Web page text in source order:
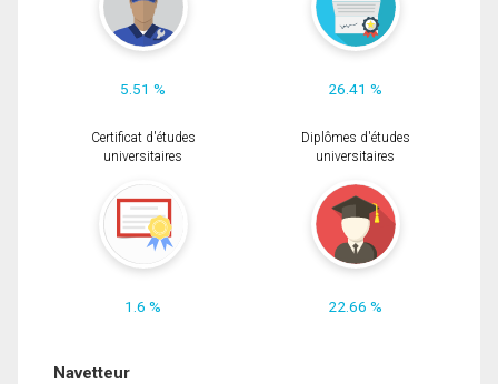
5.51 % 26.41 %
Certificat d'études
universitaires
1.6 %
Diplômes d'études
universitaires
22.66 %
Navetteur